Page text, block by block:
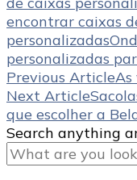
encontrar caixas
personalizadas
personalizadas
Post
Navigation
Previous ArticleAs
Next Article
que escolher a
Looking
for
Something?
Search anything